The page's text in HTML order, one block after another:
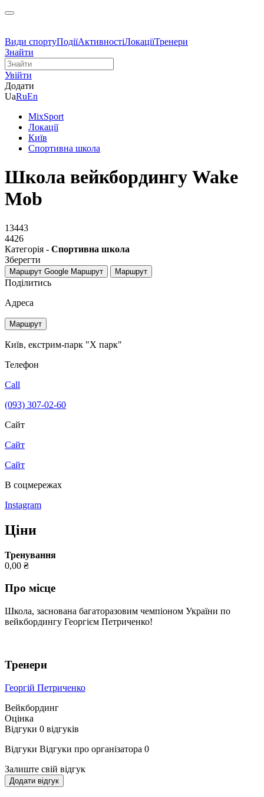
Види спортуПодіїАктивностіЛокаціїТренери
Знайти
Увійти
Додати
UaRuEn
MixSport
Локації
Київ
Спортивна школа
Школа вейкбордингу Wake
Mob
13443
4426
Категорія - Спортивна школа
Зберегти
Маршрут Google Маршрут Маршрут
Поділитись
Адреса
Маршрут
Київ, екстрим-парк "Х парк"
Телефон
Call
(093) 307-02-60
Сайт
Сайт
Сайт
В соцмережах
Instagram
Ціни
Тренування
0,00 ₴
Про місце
Школа, заснована багаторазовим чемпіоном України по
вейкбордингу Георгієм Петриченко!
Тренери
Георгій Петриченко
Вейкбординг
Оцінка
Відгуки 0 відгуків
Відгуки Відгуки про організатора 0
Залиште свій відгук
Додати відгук